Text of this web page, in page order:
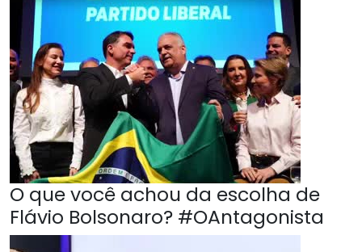
O que você achou da escolha de
Flávio Bolsonaro? #OAntagonista